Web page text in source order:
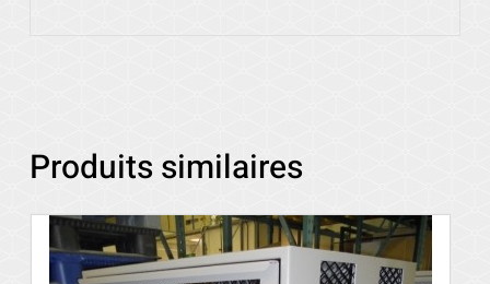
Produits similaires